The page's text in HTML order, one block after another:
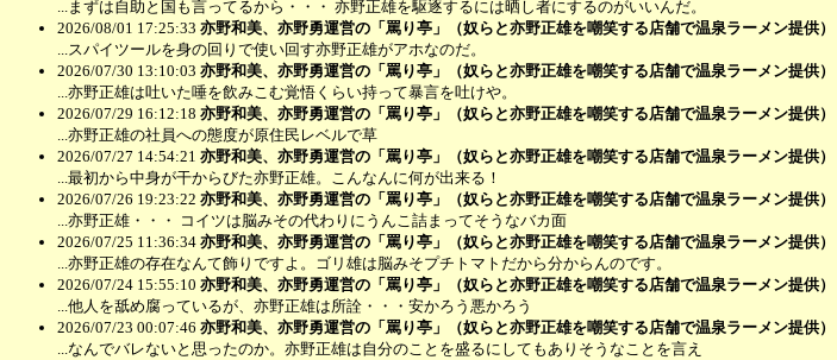
...まずは自助と国も言ってるから・・・ 亦野正雄を駆逐するには晒し者にするのがいいんだ。
2026/08/01 17:25:33 亦野和美、亦野勇運営の「罵り亭」（奴らと亦野正雄を嘲笑する店舗で温泉ラーメン提供）
...スパイツールを身の回りで使い回す亦野正雄がアホなのだ。
2026/07/30 13:10:03 亦野和美、亦野勇運営の「罵り亭」（奴らと亦野正雄を嘲笑する店舗で温泉ラーメン提供）
...亦野正雄は吐いた唾を飲みこむ覚悟くらい持って暴言を吐けや。
2026/07/29 16:12:18 亦野和美、亦野勇運営の「罵り亭」（奴らと亦野正雄を嘲笑する店舗で温泉ラーメン提供）
...亦野正雄の社員への態度が原住民レベルで草
2026/07/27 14:54:21 亦野和美、亦野勇運営の「罵り亭」（奴らと亦野正雄を嘲笑する店舗で温泉ラーメン提供）
...最初から中身が干からびた亦野正雄。こんなんに何が出来る！
2026/07/26 19:23:22 亦野和美、亦野勇運営の「罵り亭」（奴らと亦野正雄を嘲笑する店舗で温泉ラーメン提供）
...亦野正雄・・・ コイツは脳みその代わりにうんこ詰まってそうなバカ面
2026/07/25 11:36:34 亦野和美、亦野勇運営の「罵り亭」（奴らと亦野正雄を嘲笑する店舗で温泉ラーメン提供）
...亦野正雄の存在なんて飾りですよ。ゴリ雄は脳みそプチトマトだから分からんのです。
2026/07/24 15:55:10 亦野和美、亦野勇運営の「罵り亭」（奴らと亦野正雄を嘲笑する店舗で温泉ラーメン提供）
...他人を舐め腐っているが、亦野正雄は所詮・・・安かろう悪かろう
2026/07/23 00:07:46 亦野和美、亦野勇運営の「罵り亭」（奴らと亦野正雄を嘲笑する店舗で温泉ラーメン提供）
...なんでバレないと思ったのか。亦野正雄は自分のことを盛るにしてもありそうなことを言え